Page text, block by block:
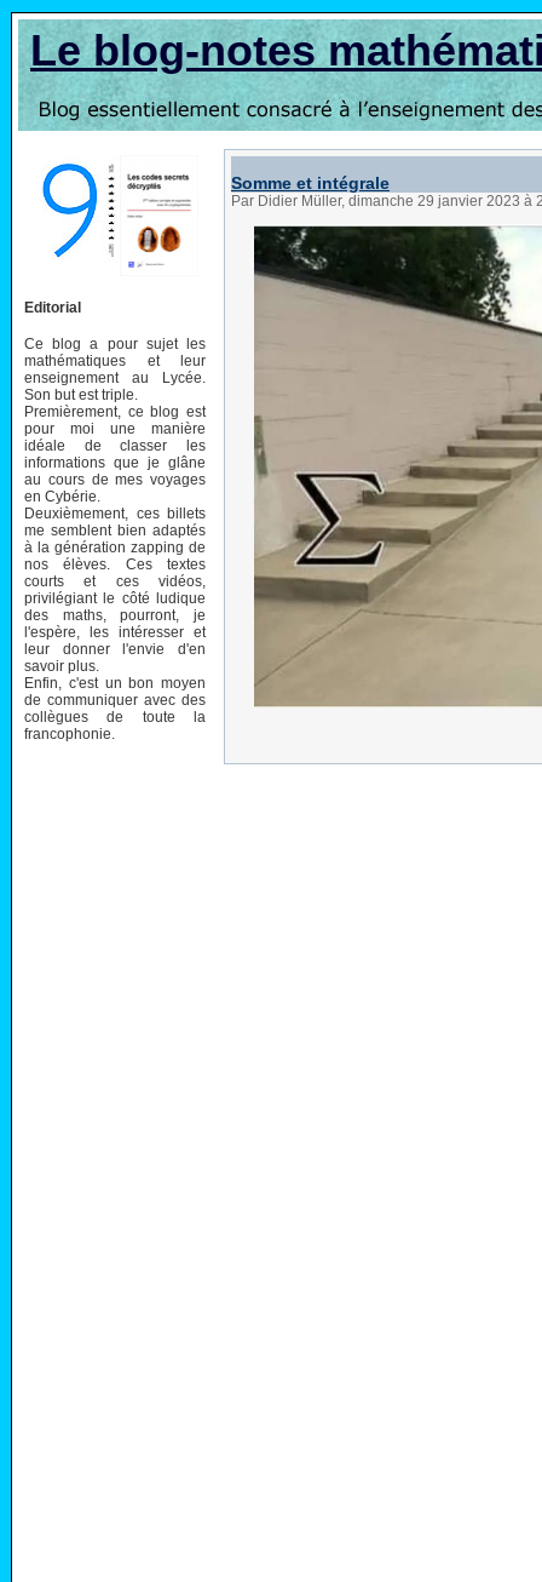
Le blog-notes
Editorial
Ce blog a pour sujet les
mathématiques et leur
enseignement au Lycée.
Son but est triple.
Premièrement, ce blog est
pour moi une manière
idéale de classer les
informations que je glâne
au cours de mes voyages
en Cybérie.
Deuxièmement, ces billets
me semblent bien adaptés
à la génération zapping de
nos élèves. Ces textes
courts et ces vidéos,
privilégiant le côté ludique
des maths, pourront, je
l'espère, les intéresser et
leur donner l'envie d'en
savoir plus.
Enfin, c'est un bon moyen
de communiquer avec des
collègues de toute la
francophonie.
Somme et intégrale
Par Didier Müller, dimanche 29 janvier 2023 à